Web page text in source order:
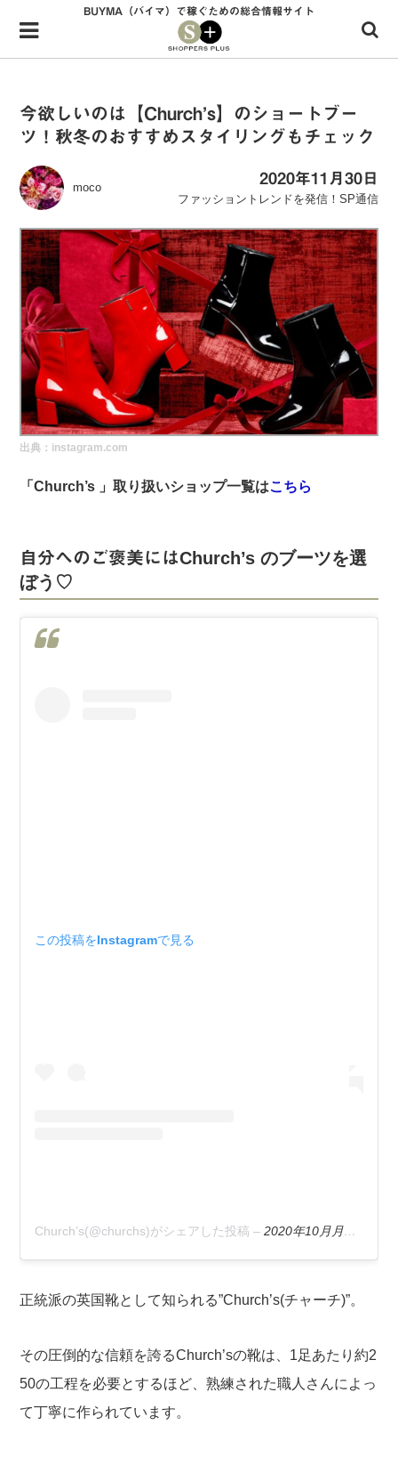
Menu
HOME
34歳独身OLバイマ実践記
無在庫で自由気ままに稼ぐ！バイマ実践記
BUYMAで人気のブランド
BUYMAの売れ筋商品
バイマ活動の疑問に売れっ子現役バイヤーが答えてみた
実録！海外ショップで買ってみた！
海外SHOP LIST
パーソナルショッパー指南書
BUYMA（バイマ）で稼ぐための総合情報サイト
今欲しいのは【Church’s】のショートブー
ツ！秋冬のおすすめスタイリングもチェック
moco
2020年11月30日
ファッショントレンドを発信！SP通信
出典：instagram.com
「Church’s 」取り扱いショップ一覧はこちら
自分へのご褒美にはChurch’s のブーツを選
ぼう♡
この投稿をInstagramで見る
Church’s(@churchs)がシェアした投稿 –2020年10月月18日午前5時00分PDT
正統派の英国靴として知られる”Church’s(チャーチ)”。
その圧倒的な信頼を誇るChurch’sの靴は、1足あたり約2
50の工程を必要とするほど、熟練された職人さんによっ
て丁寧に作られています。